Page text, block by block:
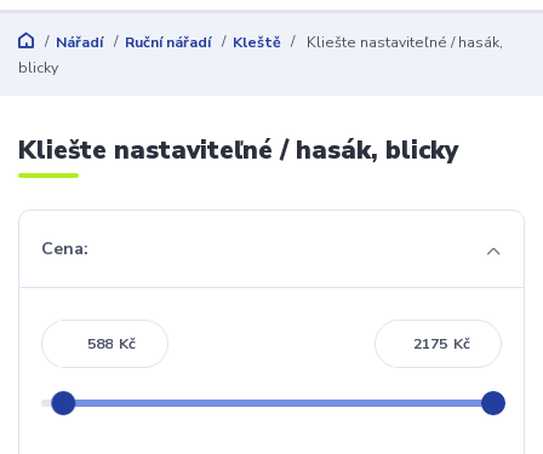
Nářadí Ruční nářadí Kleště
Kliešte nastaviteľné / hasák,
blicky
Kliešte nastaviteľné / hasák, blicky
Cena:
Kč Kč